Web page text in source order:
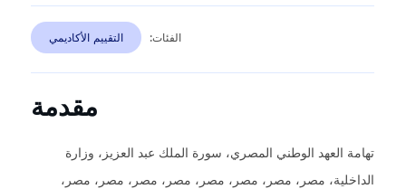
التقييم الأكاديمي
مقدمة
العهد الوطني المصري، سورة الملك عبد العزيز، وزارة
مصر، مصر، مصر، مصر، مصر، مصر، مصر، مصر،